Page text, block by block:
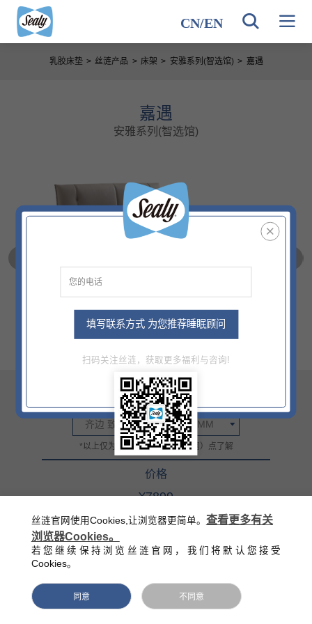
CN/EN
乳胶床垫 > 丝涟产品 > 床架 > 安雅系列(智选馆) > 嘉遇
嘉遇
安雅系列(智选馆)
尺寸
齐边 致荣半皮1500X2000MM
*以上仅为部分信息，详情门（网）点了解
价格
¥7899
官方零售指导价（该价格不含底床）
西藏/新疆/海南/青海等偏远地区除外
填写联系方式 为您推荐睡眠顾问
扫码关注丝涟，获取更多福利与咨询!
丝涟官网使用Cookies,让浏览器更简单。 查看更多有关
浏览器Cookies。
若您继续保持浏览丝涟官网，我们将默认您接受
Cookies。
同意 不同意